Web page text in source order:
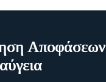
Αποφάσεων